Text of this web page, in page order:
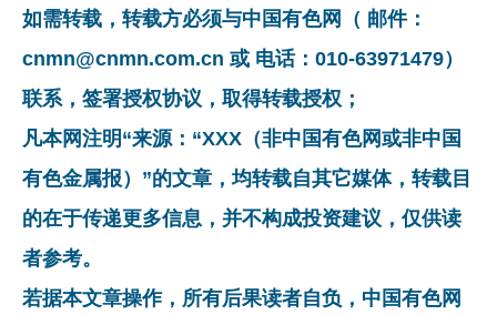
如需转载，转载方必须与中国有色网（ 邮件：
cnmn@cnmn.com.cn 或 电话：010-63971479）
联系，签署授权协议，取得转载授权；
凡本网注明“来源：“XXX（非中国有色网或非中国
有色金属报）”的文章，均转载自其它媒体，转载目
的在于传递更多信息，并不构成投资建议，仅供读
者参考。
若据本文章操作，所有后果读者自负，中国有色网